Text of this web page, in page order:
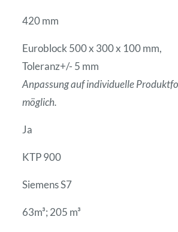
420 mm
Euroblock 500 x 300 x 100 mm,
Toleranz+/- 5 mm
Anpassung auf individuelle
möglich.
Ja
KTP 900
Siemens S7
63m³; 205 m³